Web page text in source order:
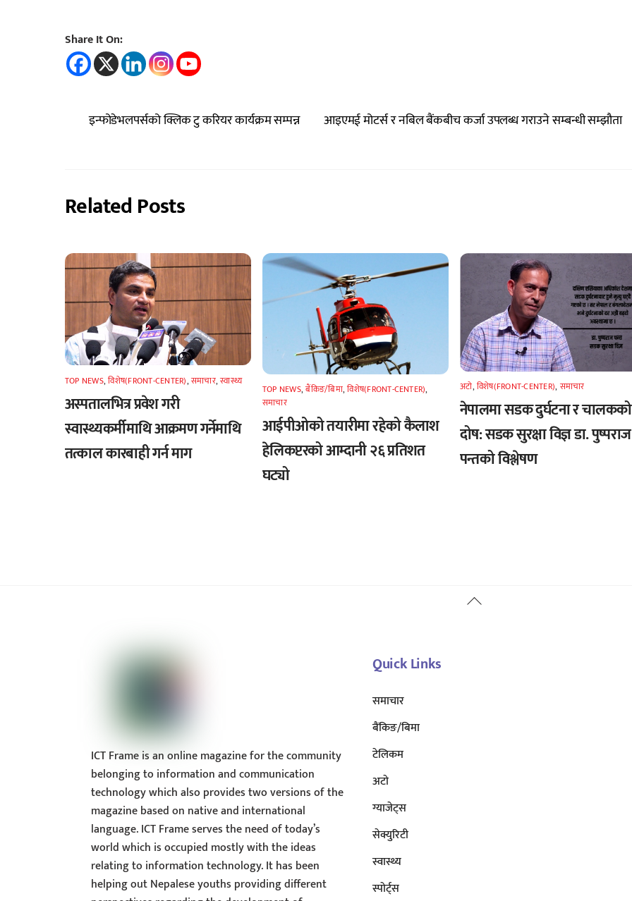
Share It On:
इन्फोडेभलपर्सको क्लिक टु करियर कार्यक्रम सम्पन्न आइएमई मोटर्स र नबिल बैंकबीच कर्जा उपलब्ध गराउने सम्बन्धी सम्झौता
Related Posts
TOP NEWS,विशेष(FRONT-CENTER),समाचार,स्वास्थ्य
अस्पतालभित्र प्रवेश गरी
स्वास्थ्यकर्मीमाथि आक्रमण गर्नेमाथि
तत्काल कारबाही गर्न माग
TOP NEWS,बैंकिङ/बिमा,विशेष(FRONT-CENTER),
समाचार
आईपीओको तयारीमा रहेको कैलाश
हेलिकप्टरको आम्दानी २६ प्रतिशत
घट्यो
अटाे,विशेष(FRONT-CENTER), समाचार
नेपालमा सडक दुर्घटना र चालकको
दोष: सडक सुरक्षा विज्ञ डा. पुष्पराज
पन्तको विश्लेषण
Back
ICT Frame is an online magazine for the community
belonging to information and communication
technology which also provides two versions of the
magazine based on native and international
language. ICT Frame serves the need of today’s
world which is occupied mostly with the ideas
relating to information technology. It has been
helping out Nepalese youths providing different
Quick Links
समाचार
बैंकिङ/बिमा
टेलिकम
अटाे
ग्याजेट्स
सेक्युरिटी
स्वास्थ्य
स्पोर्ट्स